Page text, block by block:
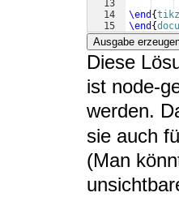
13
14
15
\end {
\end {
Ausgabe
Diese
ist node-
werden.
sie auch
(Man